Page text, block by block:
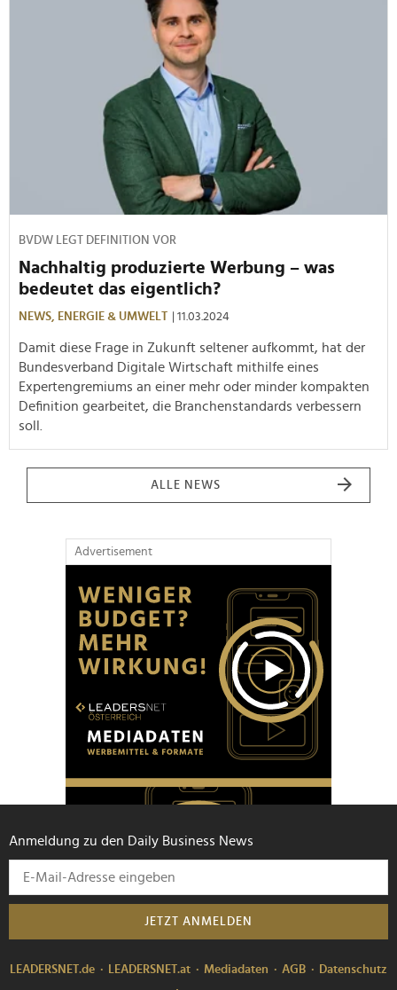
BVDW LEGT DEFINITION VOR
Nachhaltig produzierte Werbung – was
bedeutet das eigentlich?
NEWS, ENERGIE & UMWELT | 11.03.2024
Damit diese Frage in Zukunft seltener aufkommt, hat der
Bundesverband Digitale Wirtschaft mithilfe eines
Expertengremiums an einer mehr oder minder kompakten
Definition gearbeitet, die Branchenstandards verbessern
soll.
ALLE NEWS
Advertisement
Anmeldung zu den Daily Business News
JETZT ANMELDEN
LEADERSNET.de LEADERSNET.at Mediadaten AGB
Datenschutz